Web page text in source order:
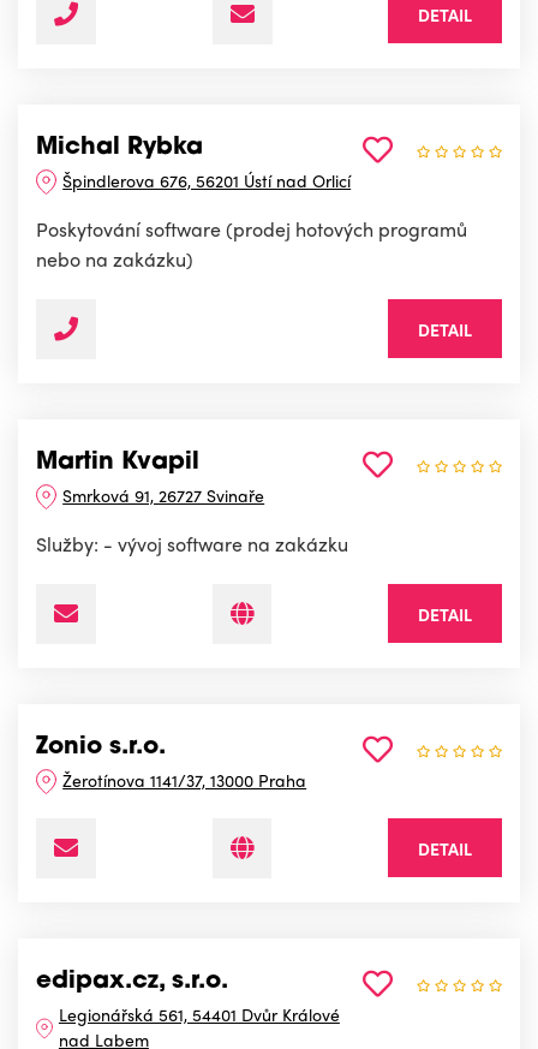
DETAIL
Michal Rybka
Špindlerova 676, 56201 Ústí nad Orlicí
Poskytování software (prodej hotových programů
nebo na zakázku)
DETAIL
Martin Kvapil
Smrková 91, 26727 Svinaře
Služby: - vývoj software na zakázku
DETAIL
Zonio s.r.o.
Žerotínova 1141/37, 13000 Praha
DETAIL
edipax.cz, s.r.o.
Legionářská 561, 54401 Dvůr Králové
nad Labem